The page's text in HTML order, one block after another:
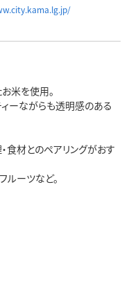
米を使用。
ィーながらも透明感のある
食材とのペアリングがおす
ルーツなど。